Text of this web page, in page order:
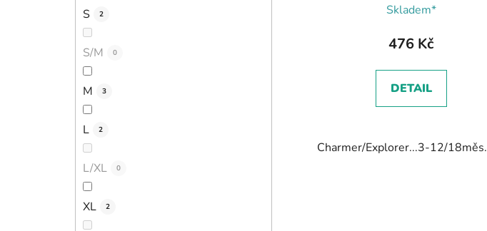
S 2
S/M 0
M 3
L 2
L/XL 0
XL 2
Skladem*
476 Kč
DETAIL
Charmer/Explorer...3-12/18měs.